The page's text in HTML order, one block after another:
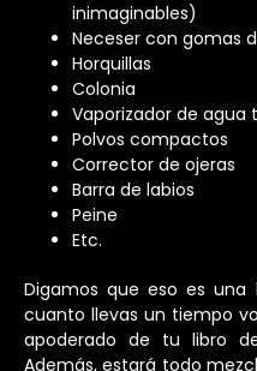
inimaginables)
Neceser con gomas
Horquillas
Colonia
Vaporizador de agua
Polvos compactos
Corrector de ojeras
Barra de labios
Peine
Etc.
Digamos que eso es una
cuanto llevas un tiempo
apoderado de tu libro
Además, estará todo